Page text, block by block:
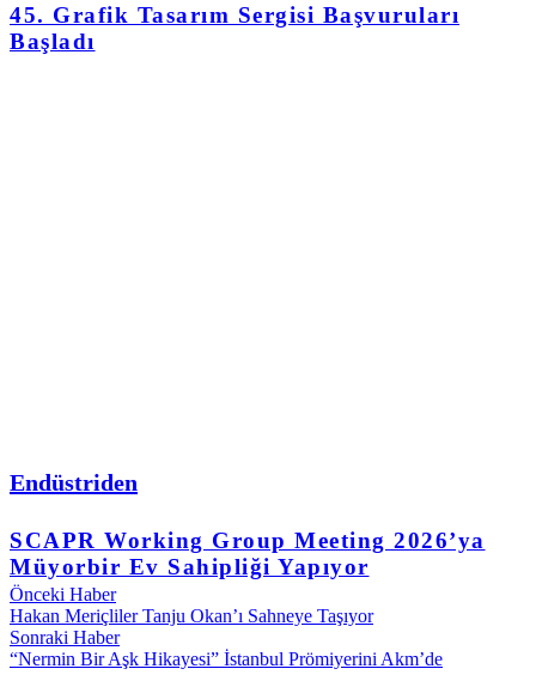
45. Grafik Tasarım Sergisi Başvuruları
Başladı
Endüstriden
SCAPR Working Group Meeting 2026’ya
Müyorbir Ev Sahipliği Yapıyor
Önceki Haber
Hakan Meriçliler Tanju Okan’ı Sahneye Taşıyor
Sonraki Haber
“Nermin Bir Aşk Hikayesi” İstanbul Prömiyerini Akm’de